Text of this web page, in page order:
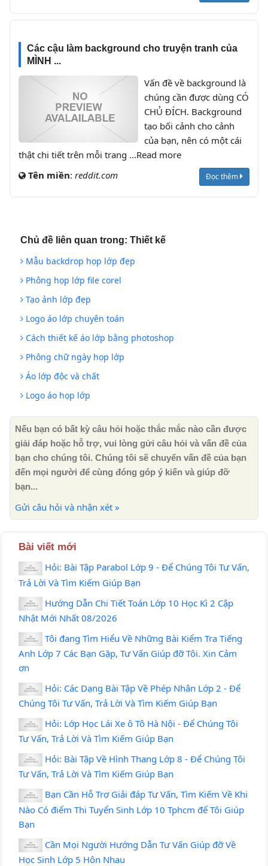
Các cậu làm background cho truyện tranh của
MÌNH ...
Vấn đề về background là
chúng cần được dùng CÓ
CHỦ ĐÍCH. Background
tạo bối cảnh cho cảnh
của bạn, nên có một cái
thật chi tiết trên mỗi trang ...Read more
Tên miền: reddit.com Đọc thêm
Chủ đề liên quan trong: Thiết kế
Mẫu backdrop họp lớp đẹp
Phông họp lớp file corel
Tạo ảnh lớp đẹp
Logo áo lớp chuyên toán
Cách thiết kế áo lớp bằng photoshop
Phông chữ ngày họp lớp
Áo lớp độc và chất
Logo áo họp lớp
Nếu bạn có bất kỳ câu hỏi hoặc thắc mắc nào cần được
giải đáp hoặc hỗ trợ, vui lòng gửi câu hỏi và vấn đề của
bạn cho chúng tôi. Chúng tôi sẽ chuyển vấn đề của bạn
đến mọi người để cùng đóng góp ý kiến ​​và giúp đỡ
bạn...
Gửi câu hỏi và nhận xét »
Bài viết mới
Hỏi: Bài Tập Parabol Lớp 9 - Để Chúng Tôi Tư Vấn,
Trả Lời Và Tìm Kiếm Giúp Bạn
Hướng Dẫn Chi Tiết Toán Lớp 10 Học Kì 2 Cập
Nhật Mới Nhất 08/2026
Tôi đang Tìm Hiểu Về Những Bài Kiểm Tra Tiếng
Anh Lớp 7 Các Bạn Gặp, Tư Vấn Giúp đỡ Tôi. Xin Cảm
ơn
Hỏi: Các Dạng Bài Tập Về Phép Nhân Lớp 2 - Để
Chúng Tôi Tư Vấn, Trả Lời Và Tìm Kiếm Giúp Bạn
Hỏi: Lớp Học Lái Xe ô Tô Hà Nội - Để Chúng Tôi
Tư Vấn, Trả Lời Và Tìm Kiếm Giúp Bạn
Hỏi: Bài Tập Về Hình Thang Lớp 8 - Để Chúng Tôi
Tư Vấn, Trả Lời Và Tìm Kiếm Giúp Bạn
Bạn Cần Hỗ Trợ Giải đáp Tư Vấn, Tìm Kiếm Về Khi
Nào Có điểm Thi Tuyển Sinh Lớp 10 Tphcm để Tôi Giúp
Bạn
Cần Mọi Người Hướng Dẫn Tư Vấn Giúp đỡ Về
Học Sinh Lớp 5 Hôn Nhau